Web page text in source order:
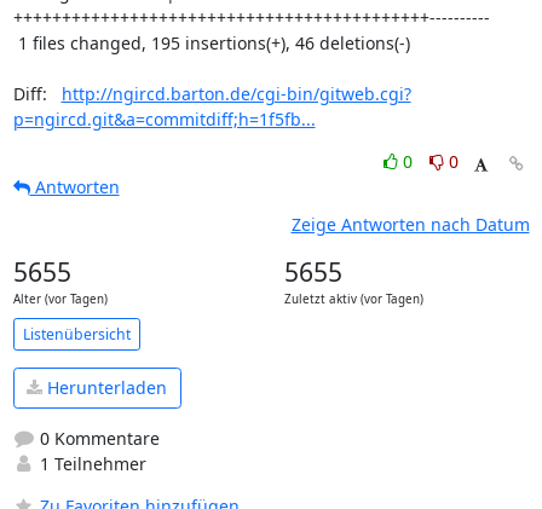
+++++++++++++++++++++++++++++++++++++++++++----------
Diff: http://ngircd.barton.de/cgi-bin/gitweb.cgi?
p=ngircd.git&a=commitdiff;h=1f5fb...
0
0
Antworten
Zeige Antworten nach Datum
5655
Alter (vor Tagen)
5655
Zuletzt aktiv (vor Tagen)
Listenübersicht
Herunterladen
0 Kommentare
1 Teilnehmer